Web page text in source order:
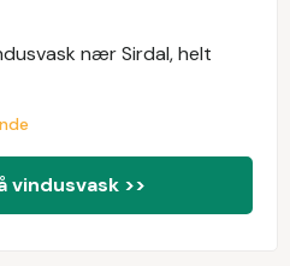
nær Sirdal, helt
vindusvask >>